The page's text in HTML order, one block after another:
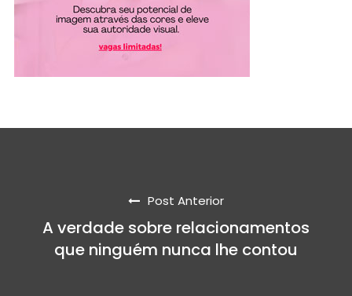
Post Anterior
A verdade sobre relacionamentos
que ninguém nunca lhe contou